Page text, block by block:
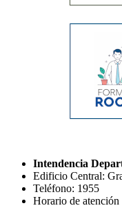
Intendencia
Edificio Central:
Teléfono: 1955
Horario de